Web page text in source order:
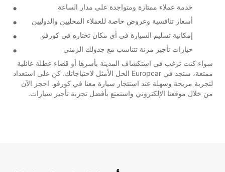
خدمة عملاء ممتازة ومتواجدة على مدار الساعة
أسعار تنافسية وعروض خاصة للعملاء المحليين والدوليين
إمكانية تسليم السيارة في أي مكان تختاره في كورفو
خيارات تأجير مرنة تتناسب مع جدولك الزمني
سواء كنت ترغب في استكشاف المدينة بأسرها أو قضاء عطلة عائلية
ممتعة، ستجد في Europcar الحل الأمثل لاحتياجاتك. كن على استعداد
لتجربة مريحة وسهلة عند استئجار سيارة معنا في كورفو. احجز الآن
من خلال موقعنا الإلكتروني واستمتع بأفضل تجربة تأجير سيارات.